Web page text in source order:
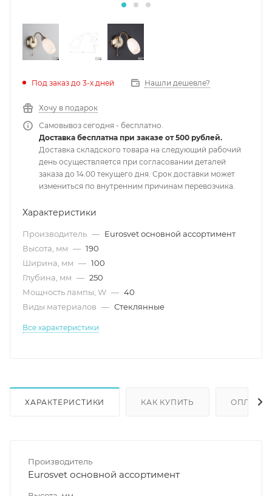
Под заказ до 3-х дней Нашли дешевле?
Хочу в подарок
Самовывоз сегодня - бесплатно.
Доставка бесплатна при заказе от 500 рублей.
Доставка складского товара на следующий рабочий
день осуществляется при согласовании деталей
заказа до 14.00 текущего дня. Срок доставки может
измениться по внутренним причинам перевозчика.
Характеристики
Производитель — Eurosvet основной ассортимент
Высота, мм — 190
Ширина, мм — 100
Глубина, мм — 250
Мощность лампы, W — 40
Виды материалов — Стеклянные
Все характеристики
ХАРАКТЕРИСТИКИ КАК КУПИТЬ ОПЛАТА
Производитель
Eurosvet основной ассортимент